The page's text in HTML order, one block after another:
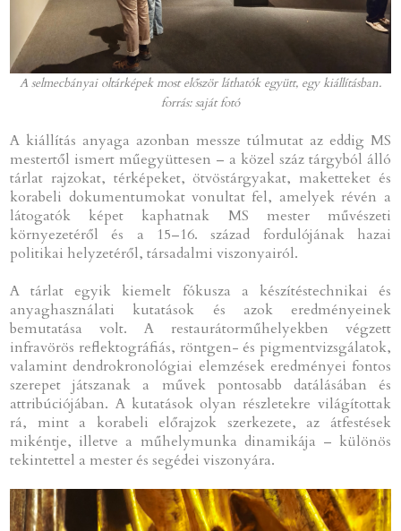
A selmecbányai oltárképek most először láthatók együtt, egy kiállításban.
forrás: saját fotó
A kiállítás anyaga azonban messze túlmutat az eddig MS
mestertől ismert műegyüttesen – a közel száz tárgyból álló
tárlat rajzokat, térképeket, ötvöstárgyakat, maketteket és
korabeli dokumentumokat vonultat fel, amelyek révén a
látogatók képet kaphatnak MS mester művészeti
környezetéről és a 15–16. század fordulójának hazai
politikai helyzetéről, társadalmi viszonyairól.
A tárlat egyik kiemelt fókusza a készítéstechnikai és
anyaghasználati kutatások és azok eredményeinek
bemutatása volt. A restaurátorműhelyekben végzett
infravörös reflektográfiás, röntgen- és pigmentvizsgálatok,
valamint dendrokronológiai elemzések eredményei fontos
szerepet játszanak a művek pontosabb datálásában és
attribúciójában. A kutatások olyan részletekre világítottak
rá, mint a korabeli előrajzok szerkezete, az átfestések
mikéntje, illetve a műhelymunka dinamikája – különös
tekintettel a mester és segédei viszonyára.